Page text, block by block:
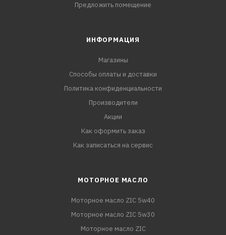
Предложить помещение
ИНФОРМАЦИЯ
Магазины
Способы оплаты и доставки
Политика конфиденциальности
Производители
Акции
Как оформить заказ
Как записаться на сервис
МОТОРНОЕ МАСЛО
Моторное масло ZIC 5w40
Моторное масло ZIC 5w30
Моторное масло ZIC